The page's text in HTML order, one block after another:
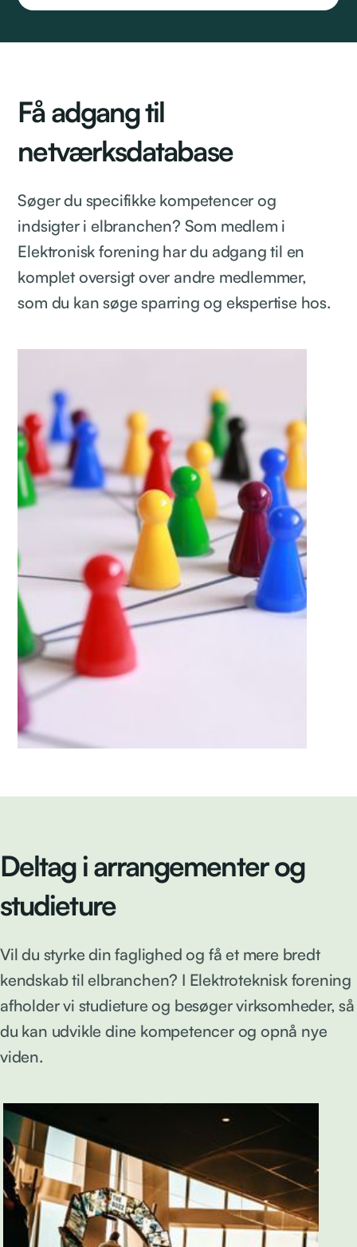
Få adgang til
netværksdatabase
Søger du specifikke kompetencer og
indsigter i elbranchen? Som medlem i
Elektronisk forening har du adgang til en
komplet oversigt over andre medlemmer,
som du kan søge sparring og ekspertise hos.
Deltag i arrangementer og
studieture
Vil du styrke din faglighed og få et mere bredt
kendskab til elbranchen? I Elektroteknisk forening
afholder vi studieture og besøger virksomheder, så
du kan udvikle dine kompetencer og opnå nye
viden.